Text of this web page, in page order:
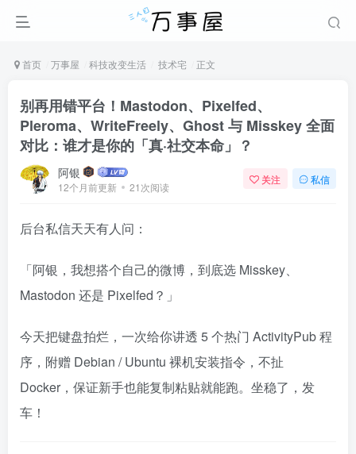
首页 万事屋 科技改变生活 技术宅 正文
别再用错平台！Mastodon、Pixelfed、
Pleroma、WriteFreely、Ghost 与 Misskey 全面
对比：谁才是你的「真·社交本命」？
阿银
12个月前更新 21次阅读
关注 私信
后台私信天天有人问：
「阿银，我想搭个自己的微博，到底选 Misskey、
Mastodon 还是 Pixelfed？」
今天把键盘拍烂，一次给你讲透 5 个热门 ActivityPub 程
序，附赠 Debian / Ubuntu 裸机安装指令，不扯
Docker，保证新手也能复制粘贴就能跑。坐稳了，发
车！